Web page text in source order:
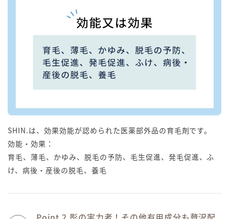
SHIN.は、効果効能が認められた医薬部外品の育毛剤です。
効能・効果：
育毛、薄毛、かゆみ、脱毛の予防、毛生促進、発毛促進、ふ
け、病後・産後の脱毛、養毛